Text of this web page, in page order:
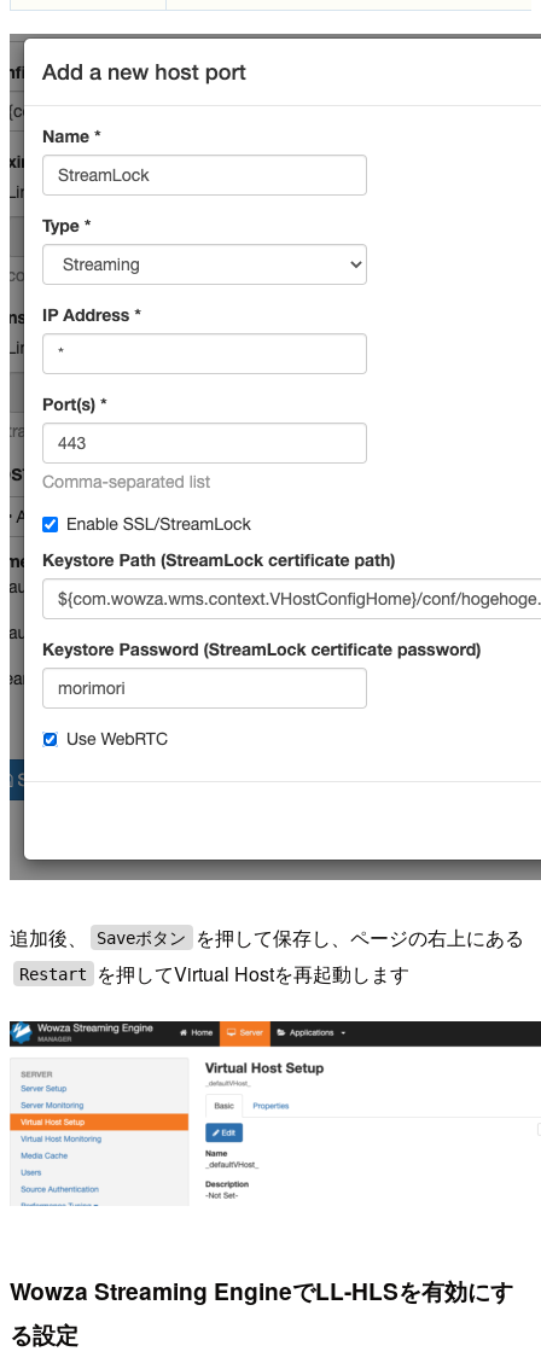
追加後、 Saveボタン を押して保存し、ページの右上にある
Restart を押してVirtual Hostを再起動します
Wowza Streaming EngineでLL-HLSを有効にす
る設定